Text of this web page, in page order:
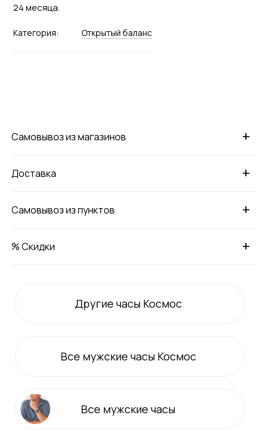
24 месяца.
Категория: Открытый баланс
+
Самовывоз из магазинов
+
Доставка
+
Самовывоз из пунктов
+
% Скидки
Другие часы Космос
Все мужские часы Космос
Все мужские часы